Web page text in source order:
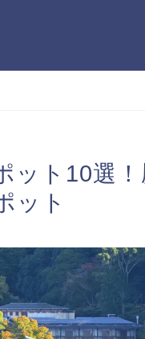
ット10選
ット